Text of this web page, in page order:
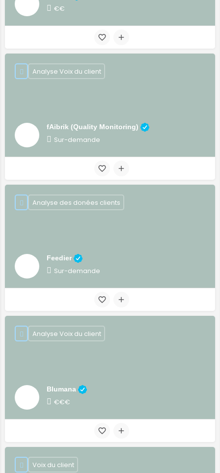
€€
fAibrik (Quality Monitoring)
Sur-demande
Analyse Voix du client
Feedier
Sur-demande
Analyse des donées clients
Blumana
€€€
Analyse Voix du client
Voix du client